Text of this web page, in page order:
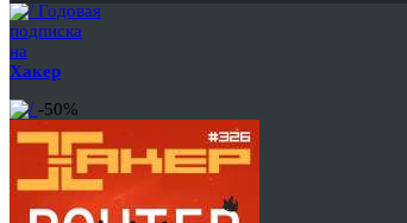
Годовая
подписка
на
Хакер
-50%